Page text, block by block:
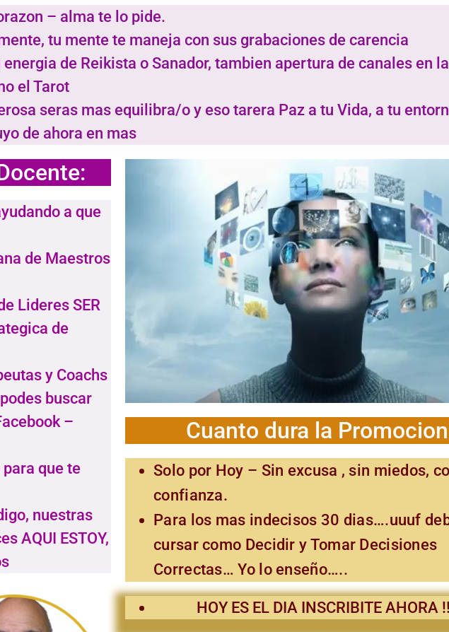
– alma te lo pide.
tu mente te maneja con sus grabaciones de carencia
de Reikista o Sanador, tambien apertura de canales en
el Tarot
seras mas equilibra/o y eso tarera Paz a tu Vida, a tu
de ahora en mas
a que
de Maestros
Lideres SER
de
y Coachs
buscar
–
que te
nuestras
AQUI ESTOY,
Cuanto dura la
Solo por Hoy – Sin excusa , sin miedos,
confianza.
Para los mas indecisos 30 dias….uuuf
cursar como Decidir y Tomar Decisiones
Correctas… Yo lo enseño…..
HOY ES EL DIA INSCRIBITE AHORA